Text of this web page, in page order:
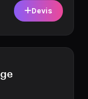
Devis